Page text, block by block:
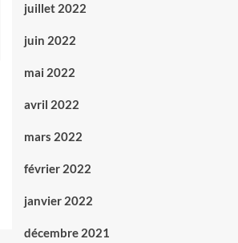
juillet 2022
juin 2022
mai 2022
avril 2022
mars 2022
février 2022
janvier 2022
décembre 2021